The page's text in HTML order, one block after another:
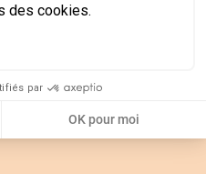
des cookies.
par
OK pour moi